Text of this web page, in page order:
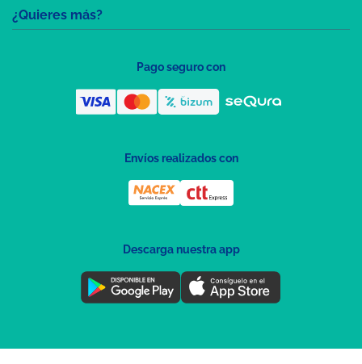
¿Quieres más?
Pago seguro con
Envíos realizados con
Descarga nuestra app